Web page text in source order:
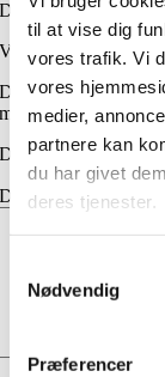
til at vise dig
vores trafik. Vi
vores
medier,
partnere kan
du har givet
deres tjenester.
Nødvendig
Præferencer
Der er endnu ikke
Vær den første til at
Din e-mailadresse
med*
Din bedømmelse*
Din anmeldelse*